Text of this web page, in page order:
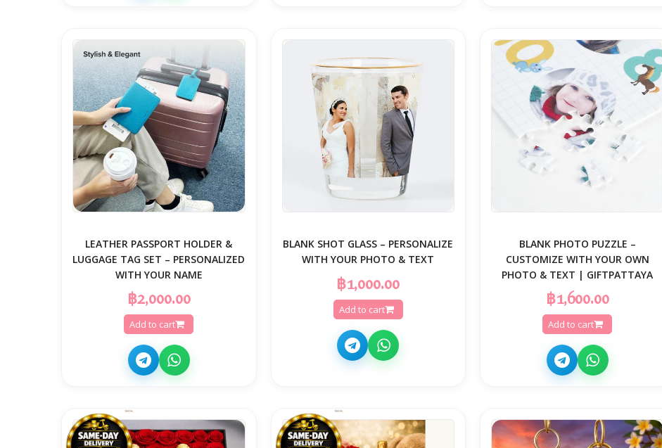
BLANK PHOTO PUZZLE –
CUSTOMIZE WITH YOUR OWN
PHOTO & TEXT | GIFTPATTAYA
฿1,600.00
Add to cart
BLANK SHOT GLASS – PERSONALIZE
WITH YOUR PHOTO & TEXT
฿1,000.00
Add to cart
LEATHER PASSPORT HOLDER &
LUGGAGE TAG SET – PERSONALIZED
WITH YOUR NAME
฿2,000.00
Add to cart